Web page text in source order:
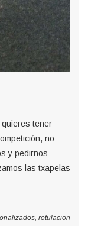
tener
no
y pedirnos
las txapelas
, rotulacion